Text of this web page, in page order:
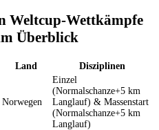
Weltcup-Wettkämpfe
Überblick
Land Disziplinen
Norwegen
Einzel
(Normalschanze+5 km
Langlauf) & Massenstart
(Normalschanze+5 km
Langlauf)